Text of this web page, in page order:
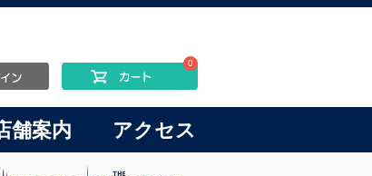
0
舗案内 アクセス